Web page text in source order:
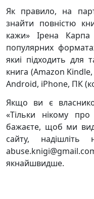
Як правило, на
знайти повністю
кажи» Ірена
популярних
якиі підходить для
книга (Amazon
Android, iPhone, ПК
Якщо ви є
«Тільки нікому
бажаєте, щоб ми
сайту,
якнайшвидше.